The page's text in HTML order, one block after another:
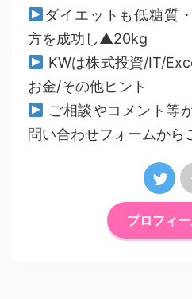
ダイエットも低糖質
方を成功し▲20kg
KWは株式投資/IT/
お金/その他ヒント
ご相談やコメント等
問い合わせフォームから
プロフィ